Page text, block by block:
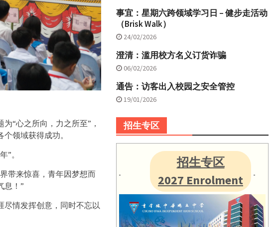
“心之所向，力之所至”，
领域获得成功。
”。
带来惊喜，青年因梦想而
息！”
尽情发挥创意，同时不忘以
事宜：星期六跨领域学习日 – 健步走活动
（Brisk Walk）
24/02/2026
澄清：滥用校方名义订货诈骗
06/02/2026
通告：访客出入校园之安全管控
19/01/2026
招生专区
招生专区
2027 Enrolment